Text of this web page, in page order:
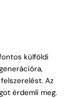
külföldi
Az
érdemli meg.